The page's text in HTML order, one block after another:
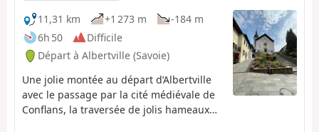
11,31 km
+1 273 m
-184 m
6h 50
Difficile
Départ à Albertville (Savoie)
Une jolie montée au départ d’Albertville
avec le passage par la cité médiévale de
Conflans, la traversée de jolis hameaux